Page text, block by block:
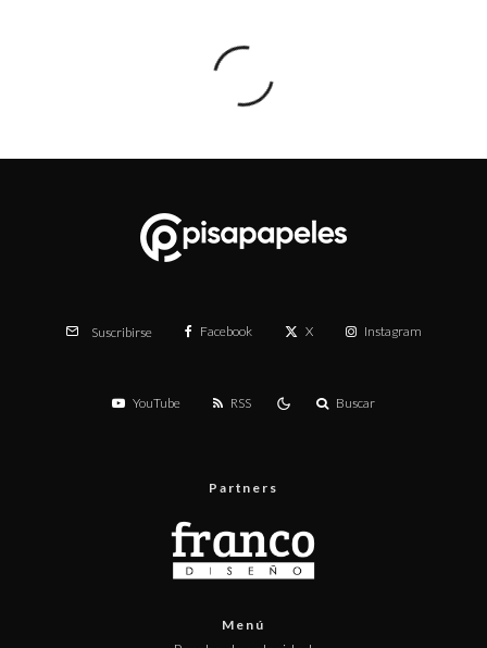
Suscribirse Facebook X Instagram
YouTube RSS Buscar
Partners
Menú